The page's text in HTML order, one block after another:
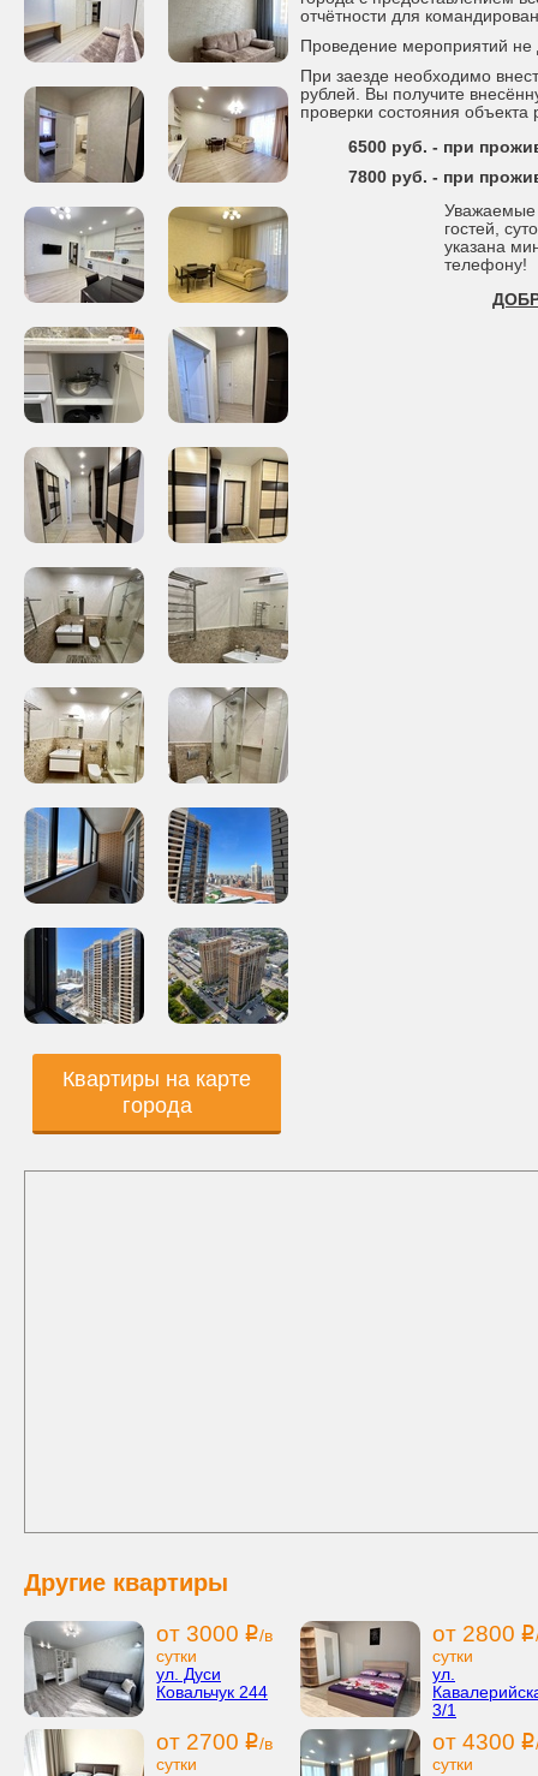
Квартиры на карте
города
отчётности для
Проведение мероприятий не
При заезде необходимо
рублей. Вы получите
проверки состояния
6500 руб. - при
7800 руб. - при
Уважаемые
гостей,
указана
телефону!
Другие квартиры
от 3000 i/в
сутки
ул. Дуси
Ковальчук 244
от 2800 i
сутки
ул.
3/1
от 2700 i/в
сутки
от 4300 i
сутки